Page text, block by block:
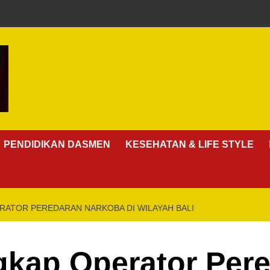
PENDIDIKAN DASMEN KESEHATAN & LIFE STYLE
PEREDARAN NARKOBA DI WILAYAH BALI
Operator